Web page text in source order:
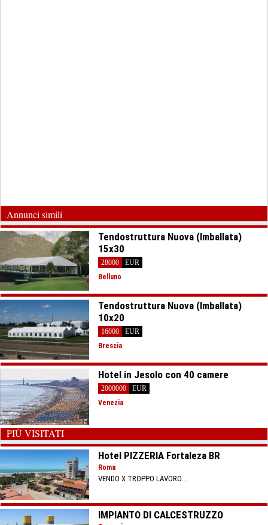
Annunci simili
Tendostruttura Nuova (Imballata)
15x30
28000
EUR
Belluno
Tendostruttura Nuova (Imballata)
10x20
16000
EUR
Brescia
Hotel in Jesolo con 40 camere
2000000
EUR
Venezia
PIÙ VISITATI
Hotel PIZZERIA Fortaleza BR
Roma
VENDO X TROPPO LAVORO...
IMPIANTO DI CALCESTRUZZO